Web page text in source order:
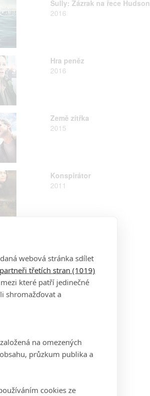
Sully: Zázrak na řece Hudson
2016
Hra peněz
2016
Země zítřka
2015
Konspirátor
2011
The Lost Room
2006
Zlomené květiny
2005
webová stránka sdílet
třetích stran (1019)
které patří jedinečné
shromažďovat a
na omezených
průzkum publika a
cookies ze